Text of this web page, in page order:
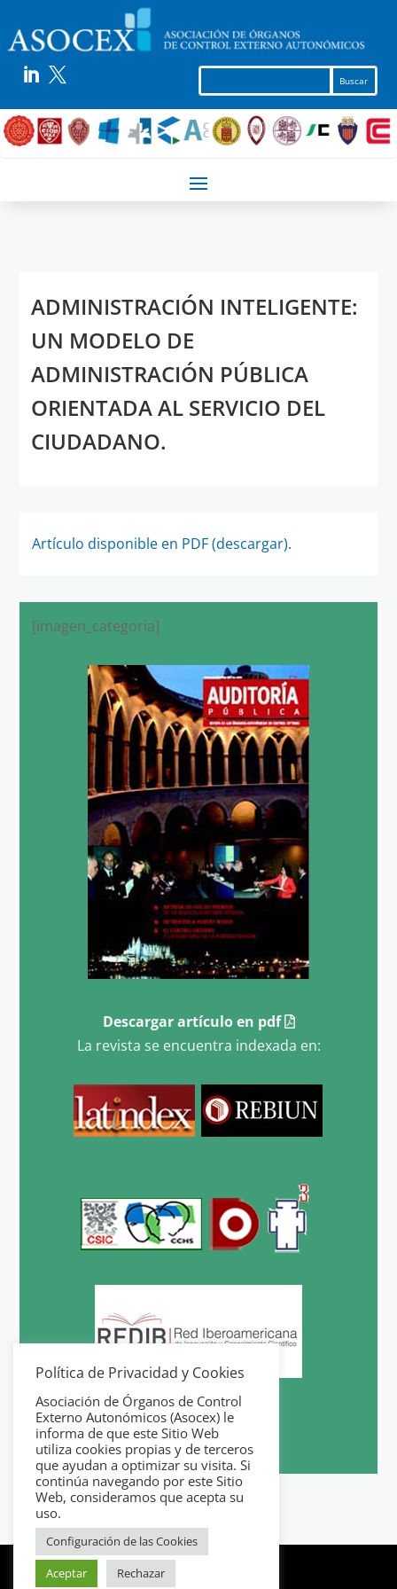
 
ADMINISTRACIÓN INTELIGENTE:
UN MODELO DE
ADMINISTRACIÓN PÚBLICA
ORIENTADA AL SERVICIO DEL
CIUDADANO.
Artículo disponible en PDF (descargar).
[imagen_categoria]
Descargar artículo en pdf
La revista se encuentra indexada en:
Política de Privacidad y Cookies
Asociación de Órganos de Control
Externo Autonómicos (Asocex) le
informa de que este Sitio Web
utiliza cookies propias y de terceros
que ayudan a optimizar su visita. Si
continúa navegando por este Sitio
Web, consideramos que acepta su
uso.
Configuración de las Cookies
Aceptar
Rechazar